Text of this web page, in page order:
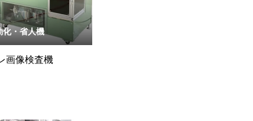
化・省人機
画像検査機